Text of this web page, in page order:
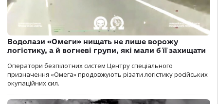
Водолази «Омеги» нищать не лише ворожу
логістику, а й вогневі групи, які мали б її захищати
Оператори безпілотних систем Центру спеціального
призначення «Омега» продовжують різати логістику російських
окупаційних сил.